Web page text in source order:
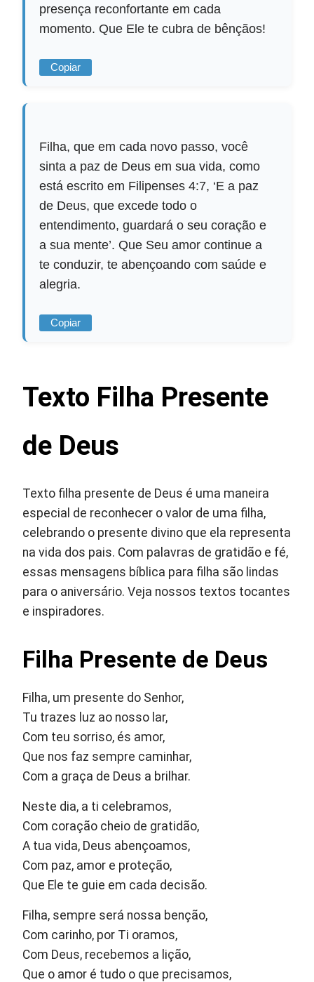
presença reconfortante em cada
momento. Que Ele te cubra de bênçãos!
Copiar
Filha, que em cada novo passo, você
sinta a paz de Deus em sua vida, como
está escrito em Filipenses 4:7, ‘E a paz
de Deus, que excede todo o
entendimento, guardará o seu coração e
a sua mente’. Que Seu amor continue a
te conduzir, te abençoando com saúde e
alegria.
Copiar
Texto Filha Presente
de Deus
Texto filha presente de Deus é uma maneira
especial de reconhecer o valor de uma filha,
celebrando o presente divino que ela representa
na vida dos pais. Com palavras de gratidão e fé,
essas mensagens bíblica para filha são lindas
para o aniversário. Veja nossos textos tocantes
e inspiradores.
Filha Presente de Deus
Filha, um presente do Senhor,
Tu trazes luz ao nosso lar,
Com teu sorriso, és amor,
Que nos faz sempre caminhar,
Com a graça de Deus a brilhar.
Neste dia, a ti celebramos,
Com coração cheio de gratidão,
A tua vida, Deus abençoamos,
Com paz, amor e proteção,
Que Ele te guie em cada decisão.
Filha, sempre será nossa benção,
Com carinho, por Ti oramos,
Com Deus, recebemos a lição,
Que o amor é tudo o que precisamos,